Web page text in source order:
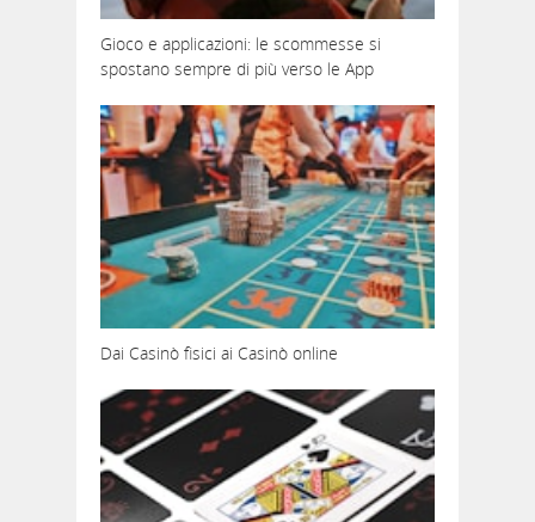
Gioco e applicazioni: le scommesse si
spostano sempre di più verso le App
Dai Casinò fisici ai Casinò online